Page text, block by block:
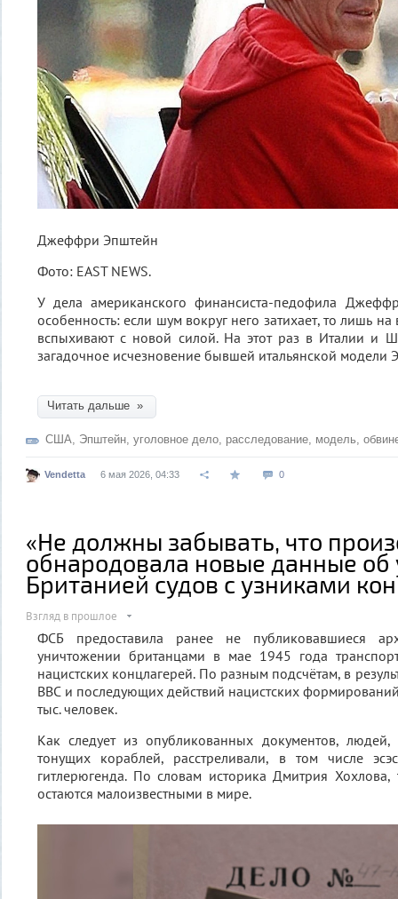
Джеффри Эпштейн
Фото: EAST NEWS.
У дела американского финансиста-педофила
особенность: если шум вокруг него затихает, то лишь
вспыхивают с новой силой. На этот раз в Италии и
загадочное исчезновение бывшей итальянской модели
Читать дальше »
США Эпштейн уголовное дело расследование модель
Vendetta 6 мая 2026, 04:33 0
«Не должны забывать, что
обнародовала новые данные
Британией судов с узниками
Взгляд в прошлое
ФСБ предоставила ранее не публиковавшиеся
уничтожении британцами в мае 1945 года
нацистских концлагерей. По разным подсчётам, в
ВВС и последующих действий нацистских
тыс. человек.
Как следует из опубликованных документов, людей,
тонущих кораблей, расстреливали, в том числе
гитлерюгенда. По словам историка Дмитрия
остаются малоизвестными в мире.